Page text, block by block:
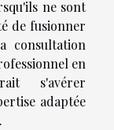
ne sont
de fusionner
consultation
en
s'avérer
adaptée